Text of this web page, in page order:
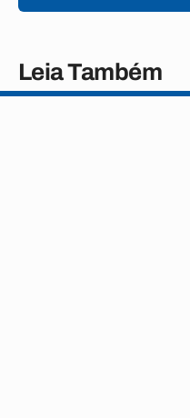
Leia Também